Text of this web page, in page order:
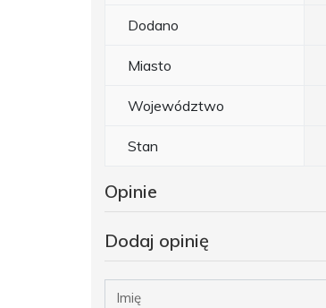
Dodano
Miasto
Województwo
Stan
Opinie
Dodaj opinię